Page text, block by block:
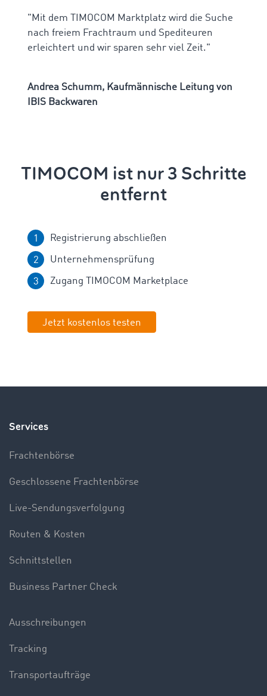
"Mit dem TIMOCOM Marktplatz wird die Suche
nach freiem Frachtraum und Spediteuren
erleichtert und wir sparen sehr viel Zeit."
Andrea Schumm, Kaufmännische Leitung von
IBIS Backwaren
TIMOCOM ist nur 3 Schritte
entfernt
Registrierung abschließen
Unternehmensprüfung
Zugang TIMOCOM Marketplace
Jetzt kostenlos testen
Services
Frachtenbörse
Geschlossene Frachtenbörse
Live-Sendungsverfolgung
Routen & Kosten
Schnittstellen
Business Partner Check
Ausschreibungen
Tracking
Transportaufträge